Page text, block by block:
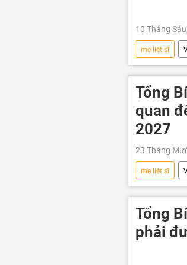
10 Tháng
mẹ liệt sĩ
Quân đội
Bộ Công an
Tổng
quan
2027
23 Tháng
mẹ liệt sĩ
Tổng bí thư
Tổng
phải